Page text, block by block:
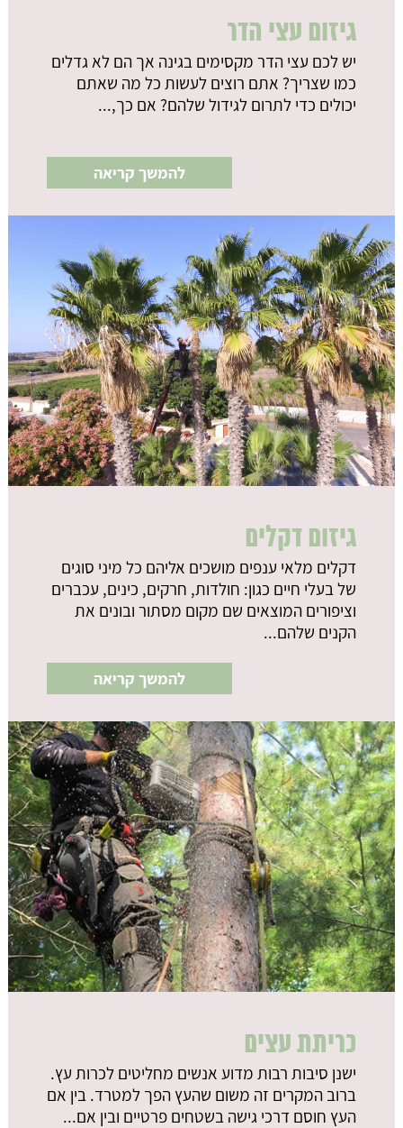
גיזום עצי הדר
יש לכם עצי הדר מקסימים בגינה אך הם לא גדלים
כמו שצריך? אתם רוצים לעשות כל מה שאתם
יכולים כדי לתרום לגידול שלהם? אם כך,...
להמשך קריאה
גיזום דקלים
דקלים מלאי ענפים מושכים אליהם כל מיני סוגים
של בעלי חיים כגון: חולדות, חרקים, כינים, עכברים
וציפורים המוצאים שם מקום מסתור ובונים את
הקנים שלהם...
להמשך קריאה
כריתת עצים
ישנן סיבות רבות מדוע אנשים מחליטים לכרות עץ.
ברוב המקרים זה משום שהעץ הפך למטרד. בין אם
העץ חוסם דרכי גישה בשטחים פרטיים ובין אם...